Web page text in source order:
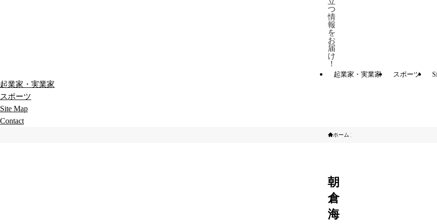
つ
情
報
を
お
届
け
！
起業家・実業家 スポーツ
起業家・実業家
スポーツ
Site Map
Contact
ホーム
朝
倉
海